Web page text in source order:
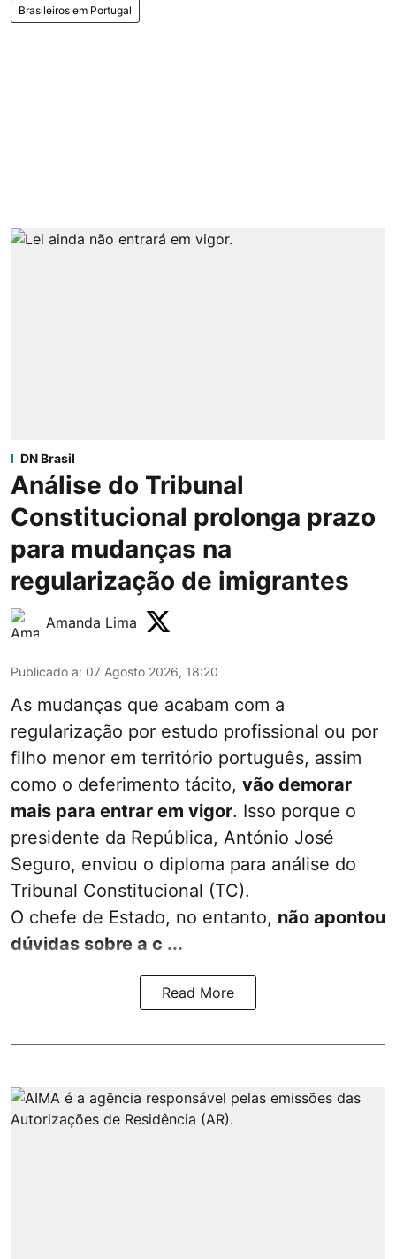
Brasileiros em Portugal
DN Brasil
Análise do Tribunal
Constitucional prolonga prazo
para mudanças na
regularização de imigrantes
Amanda Lima
Publicado a: 07 Agosto 2026, 18:20
As mudanças que acabam com a
regularização por estudo profissional ou por
filho menor em território português, assim
como o deferimento tácito, vão demorar
mais para entrar em vigor. Isso porque o
presidente da República, António José
Seguro, enviou o diploma para análise do
Tribunal Constitucional (TC).
O chefe de Estado, no entanto, não apontou
dúvidas sobre a c ...
Read More